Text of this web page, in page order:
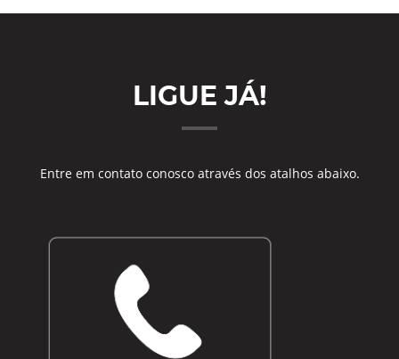
LIGUE JÁ!
Entre em contato conosco através dos atalhos abaixo.